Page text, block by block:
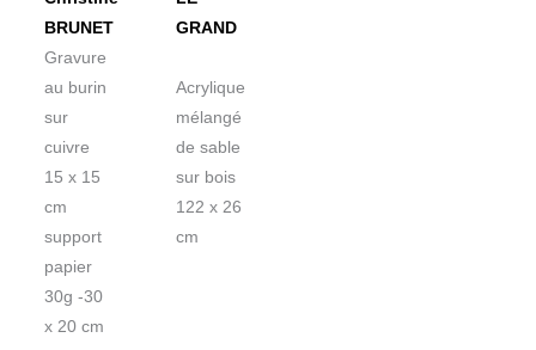
BRUNET
Gravure
au burin
sur
cuivre
15 x 15
cm
support
papier
30g -30
x 20 cm
GRAND
Acrylique
mélangé
de sable
sur bois
122 x 26
cm